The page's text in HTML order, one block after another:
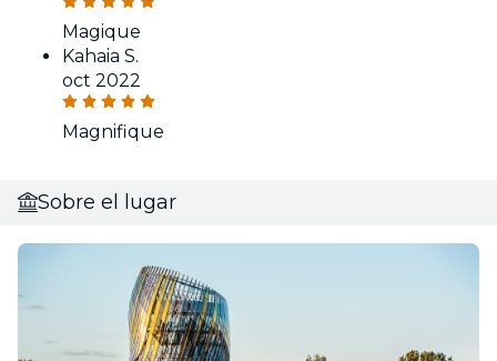
Magique
Kahaia S.
oct 2022
Magnifique
Sobre el lugar